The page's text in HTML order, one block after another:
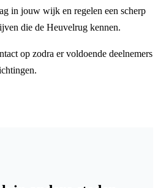
in jouw wijk en regelen een scherp
die de Heuvelrug kennen.
op zodra er voldoende deelnemers